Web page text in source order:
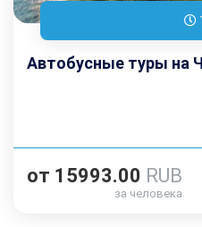
Автобусные туры на
от 15993.00 RUB
за человека